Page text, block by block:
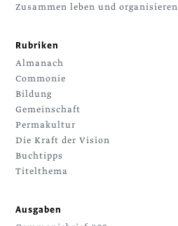
Zusammen leben und organisieren
Rubriken
Almanach
Commonie
Bildung
Gemeinschaft
Permakultur
Die Kraft der Vision
Buchtipps
Titelthema
Ausgaben